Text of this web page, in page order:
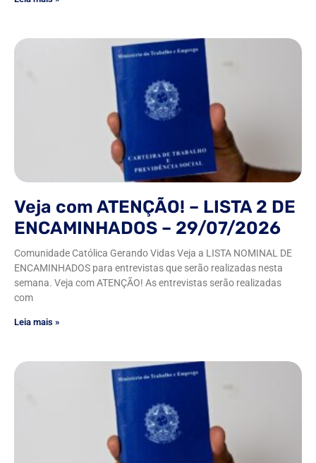
Veja com ATENÇÃO! – LISTA 2 DE
ENCAMINHADOS – 29/07/2026
Comunidade Católica Gerando Vidas Veja a LISTA NOMINAL DE
ENCAMINHADOS para entrevistas que serão realizadas nesta
semana. Veja com ATENÇÃO! As entrevistas serão realizadas
com
Leia mais »